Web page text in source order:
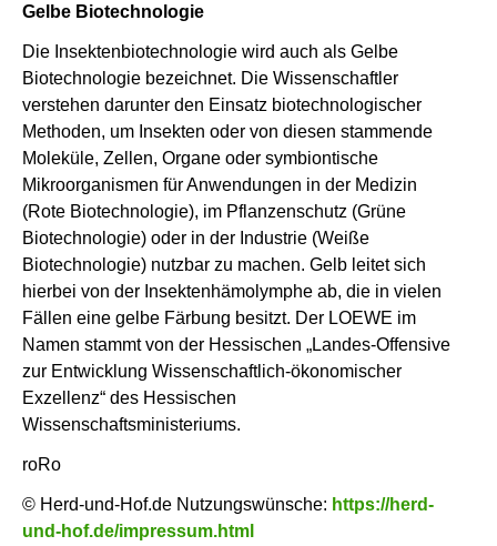
Gelbe Biotechnologie
Die Insektenbiotechnologie wird auch als Gelbe
Biotechnologie bezeichnet. Die Wissenschaftler
verstehen darunter den Einsatz biotechnologischer
Methoden, um Insekten oder von diesen stammende
Moleküle, Zellen, Organe oder symbiontische
Mikroorganismen für Anwendungen in der Medizin
(Rote Biotechnologie), im Pflanzenschutz (Grüne
Biotechnologie) oder in der Industrie (Weiße
Biotechnologie) nutzbar zu machen. Gelb leitet sich
hierbei von der Insektenhämolymphe ab, die in vielen
Fällen eine gelbe Färbung besitzt. Der LOEWE im
Namen stammt von der Hessischen „Landes-Offensive
zur Entwicklung Wissenschaftlich-ökonomischer
Exzellenz“ des Hessischen
Wissenschaftsministeriums.
roRo
© Herd-und-Hof.de Nutzungswünsche: https://herd-
und-hof.de/impressum.html